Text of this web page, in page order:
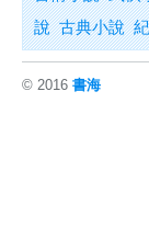
說 古典小說
© 2016 書海